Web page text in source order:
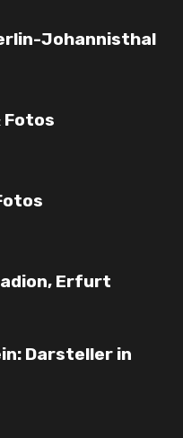
Johannisthal
Fotos
Erfurt
Darsteller in